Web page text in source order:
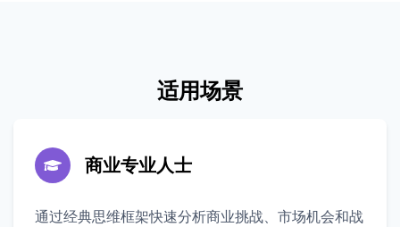
适用场景
商业专业人士
通过经典思维框架快速分析商业挑战、市场机会和战